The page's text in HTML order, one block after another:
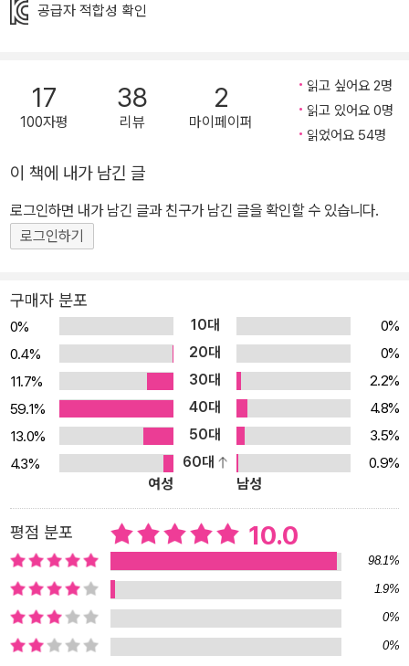
만난다. 작가 강연 현장에서 풀어 놓는 어린이들의 고민은 가족, 학업
간 성실히 아동문학을 집필하고 현장에서 직접 보고 들은 어린이들의
고민을 오롯이 담은 책이다. 작품 속 주인공인 ‘담’이는 가장 친한 친
구인 ‘소영’이 자신을 배신하고 ‘견후’라는 다른 친구와 가깝게 지내는
것이 불만이다. 급기야 체육 시간에 둘이서만 나눈 이야기를 소영이
사이에 높고 단단한 벽이 생겨 버린 담이는 우연히 소 사장이 운영하
는 잡화점인 다잇소에 가게 되고, 그곳에서 소탈을 얻게 되는데…. 담
‘다잇소’는 어린이들에게 재미있는 세계를 전해 주고자 하는 작가의
애정을 담아 만든 공간으로, 마음과 마음을 이어 주는 소탈, 정확한 고
백 타이밍을 알려 주는 시계, 못된 사람에게 붙이면 엉덩이를 따갑게
만드는 고슴도치 스티커, 음식물을 절대 흘리지 않게 해 주는 젓가락,
꼭 보고 싶은 사람을 볼 수 있는 돋보기까지, 어린이들이 꿈꾸는 신기
하고 재미있는 물건들로 가득하다. 특히 시도 때도 없이 ‘다잇소’ 곳곳
을 청소하는 세상에서 가장 부지런한 인물인 소 사장은 이 작품의 묘
미 중 하나다. 소 사장은 어느 게으름뱅이가 소탈을 쓰고 진짜 소가 되
다는 옛이야기인 ‘소가 된 게으름뱅이’에서 모티프를 얻어 창작된 인
물이다. 어른의 시선에서 가르치려 들지 않고, 어린이들의 고민을 대
등한 위치에서 바라보는 소 사장은 어린이들에게 위로와 용기를 줄
뿐만 아니라, 작품 곳곳에서 아직 밝혀지지 않은 소 사장을 둘러싼 여
러 수수께끼가 암시되며 독자들의 상상력을 자극한다. 잇자 잇자 마
음을 잇자 음매음매 튼튼하게 잇자 단짝 친구를 원망하던 주인공 담
공급자 적합성 확인
17
100자평
38
리뷰
2
마이페이퍼
읽고 싶어요 2명
읽고 있어요 0명
읽었어요 54명
이 책에 내가 남긴 글
로그인하면 내가 남긴 글과 친구가 남긴 글을 확인할 수 있습니다.
로그인하기
구매자 분포
0% 10대
0%
0.4%
20대
0%
11.7%
30대
2.2%
59.1%
40대
4.8%
13.0%
50대
3.5%
4.3%
60대
0.9%
여성
남성
평점 분포 10.0
98.1%
1.9%
0%
0%